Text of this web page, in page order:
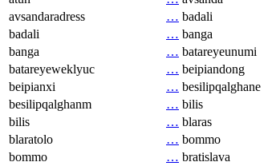
avsandaradress
… badali
badali
… banga
banga
… batareyeunumi
batareyeweklyuc
… beipiandong
beipianxi
… besilipqalghane
besilipqalghanm
… bilis
bilis
… blaras
blaratolo
… bommo
bommo
… bratislava